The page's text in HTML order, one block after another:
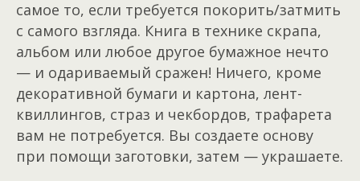
самое то, если требуется покорить/затмить
с самого взгляда. Книга в технике скрапа,
альбом или любое другое бумажное нечто
— и одариваемый сражен! Ничего, кроме
декоративной бумаги и картона, лент-
квиллингов, страз и чекбордов, трафарета
вам не потребуется. Вы создаете основу
при помощи заготовки, затем — украшаете.